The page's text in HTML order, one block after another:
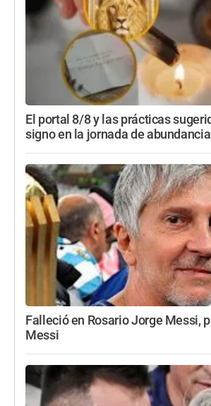
El portal 8/8 y las prácticas
signo en la jornada de abundancia
Falleció en Rosario Jorge Messi,
Messi